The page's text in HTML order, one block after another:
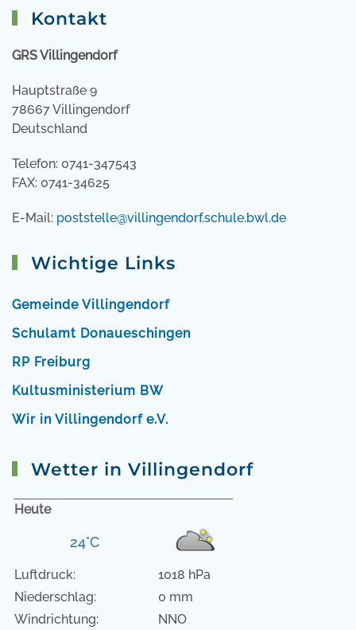
Kontakt
GRS Villingendorf
Hauptstraße 9
78667 Villingendorf
Deutschland
Telefon: 0741-347543
FAX: 0741-34625
E-Mail: poststelle@villingendorf.schule.bwl.de
Wichtige Links
Gemeinde Villingendorf
Schulamt Donaueschingen
RP Freiburg
Kultusministerium BW
Wir in Villingendorf e.V.
Wetter in Villingendorf
Heute
24°C
Luftdruck:
1018 hPa
Niederschlag:
0 mm
Windrichtung:
NNO